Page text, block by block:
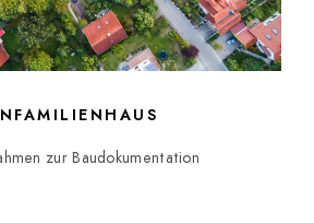
zur Baudokumentation